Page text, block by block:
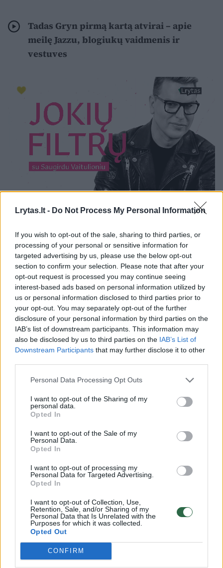
Lrytas.lt - Do Not Process My Personal Information
If you wish to opt-out of the sale, sharing to third parties, or
processing of your personal or sensitive information for
targeted advertising by us, please use the below opt-out
section to confirm your selection. Please note that after your
opt-out request is processed you may continue seeing
interest-based ads based on personal information utilized by
us or personal information disclosed to third parties prior to
your opt-out. You may separately opt-out of the further
disclosure of your personal information by third parties on the
IAB’s list of downstream participants. This information may
also be disclosed by us to third parties on the IAB’s List of
Downstream Participants that may further disclose it to other
Personal Data Processing Opt Outs
I want to opt-out of the Sharing of my
personal data.
Opted In
I want to opt-out of the Sale of my
Personal Data.
Opted In
I want to opt-out of processing my
Personal Data for Targeted Advertising.
Opted In
I want to opt-out of Collection, Use,
Retention, Sale, and/or Sharing of my
Personal Data that Is Unrelated with the
Purposes for which it was collected.
Opted Out
CONFIRM
Tadas Gryn pirmą kartą atvirai – apie
meilę Jazzu, blogiukų vaidmenis ir
vestuves
nuotrauką. Kaip teigė pats T. Gryn, ją jis
parašė dar prieš priimant galutinį sprendimą
atšaukti spektaklio „Makbetas“ pasirodymus.
Žinutėje aktorius kreipėsi į teatro meno
vadovą, režisierių bei aktorių Paulių Pinigį, ir
neslėpė nepasitenkinimo tuo, kaip, jo
vertinimu, buvo sprendžiama susidariusi
Susiję straipsniai
Juozo Miltinio dramos teatro
skandale – netikėtas posūkis:
aktorė pateikė visai kitą
poziciją(2)